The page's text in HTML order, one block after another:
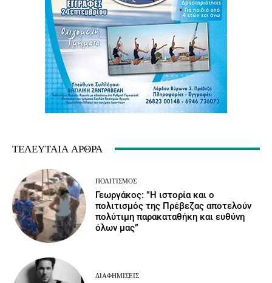
ΤΕΛΕΥΤΑΊΑ ΆΡΘΡΑ
ΠΟΛΙΤΙΣΜΌΣ
Γεωργάκος: ”Η ιστορία και ο
πολιτισμός της Πρέβεζας αποτελούν
πολύτιμη παρακαταθήκη και ευθύνη
όλων μας”
ΔΙΑΦΗΜΊΣΕΙΣ